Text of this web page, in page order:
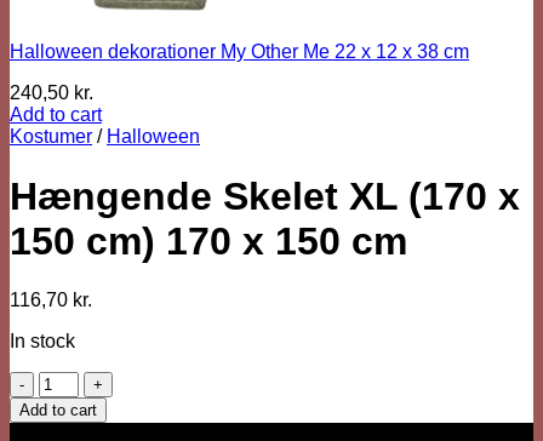
Halloween dekorationer My Other Me 22 x 12 x 38 cm
240,50 kr.
Add to cart
Kostumer / Halloween
Hængende Skelet XL (170 x
150 cm) 170 x 150 cm
116,70 kr.
In stock
Hængende
Skelet
XL
Add to cart